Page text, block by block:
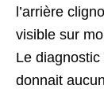
l’arrière
visible sur
Le diagnostic
donnait